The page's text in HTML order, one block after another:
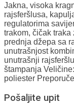
Jakna, visoka
rajsferšlusa,
regulatorima
trakom, čičak
prednja džepa sa
unutrašnjost
unutrašnji
štampanja
poliester
Pošaljite upit